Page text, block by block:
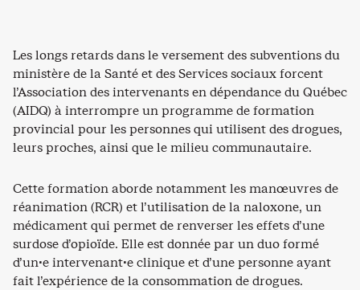
Les longs retards dans le versement des subventions du
ministère de la Santé et des Services sociaux forcent
l’Association des intervenants en dépendance du Québec
(AIDQ) à interrompre un programme de formation
provincial pour les personnes qui utilisent des drogues,
leurs proches, ainsi que le milieu communautaire.
Cette formation aborde notamment les manœuvres de
réanimation (RCR) et l’utilisation de la naloxone, un
médicament qui permet de renverser les effets d’une
surdose d’opioïde. Elle est donnée par un duo formé
d’un·e intervenant·e clinique et d’une personne ayant
fait l’expérience de la consommation de drogues.